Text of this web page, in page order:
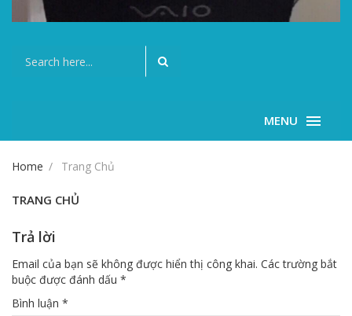
MENU
Home Trang Chủ
TRANG CHỦ
Trả lời
Email của bạn sẽ không được hiển thị công khai. Các trường bắt
buộc được đánh dấu *
Bình luận *